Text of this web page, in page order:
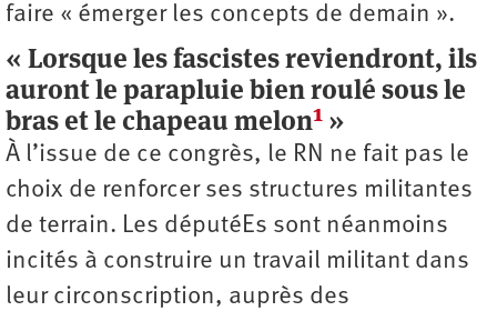
faire « émerger les concepts de demain ».
« Lorsque les fascistes reviendront, ils
auront le parapluie bien roulé sous le
bras et le chapeau melon1 »
À l’issue de ce congrès, le RN ne fait pas le
choix de renforcer ses structures militantes
de terrain. Les députéEs sont néanmoins
incités à construire un travail militant dans
leur circonscription, auprès des